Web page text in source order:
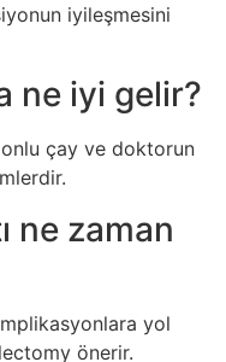
iyileşmesini
ne iyi gelir?
çay ve doktorun
ne zaman
yol
önerir.